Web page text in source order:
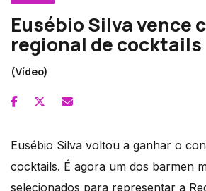
Eusébio Silva vence
regional de cocktails
(Vídeo)
Eusébio Silva voltou a ganhar o
cocktails. É agora um dos barmen
selecionados para representar a